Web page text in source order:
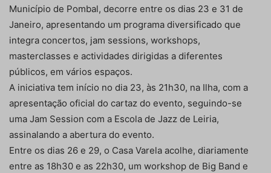
Município de Pombal, decorre entre os dias 23 e 31 de
Janeiro, apresentando um programa diversificado que
integra concertos, jam sessions, workshops,
masterclasses e actividades dirigidas a diferentes
públicos, em vários espaços.
A iniciativa tem início no dia 23, às 21h30, na Ilha, com a
apresentação oficial do cartaz do evento, seguindo-se
uma Jam Session com a Escola de Jazz de Leiria,
assinalando a abertura do evento.
Entre os dias 26 e 29, o Casa Varela acolhe, diariamente
entre as 18h30 e as 22h30, um workshop de Big Band e